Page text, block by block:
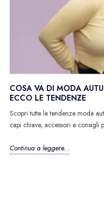
COSA VA DI MODA
ECCO LE TENDENZE
Scopri tutte le tendenze moda
capi chiave, accessori e consigli
Continua a leggere...